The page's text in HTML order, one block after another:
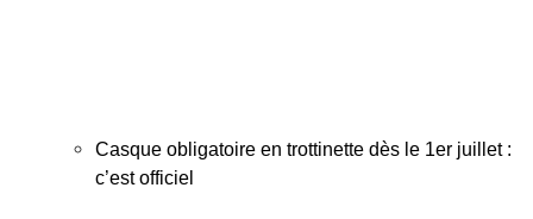
Casque obligatoire en trottinette dès le 1er juillet :
c’est officiel